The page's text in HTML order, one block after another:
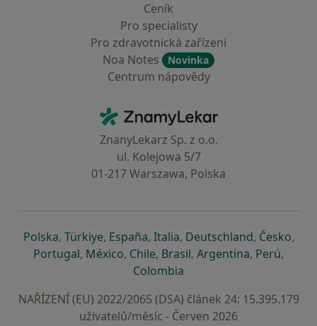
Ceník
Pro specialisty
Pro zdravotnická zařízení
Noa Notes
Novinka
Centrum nápovědy
ZnamyLekar - Hlavní stránka
ZnanyLekarz Sp. z o.o.
ul. Kolejowa 5/7
01-217 Warszawa, Polska
Polskase otevře v nové záložce
, Türkiyese otevře v nové záložce
, Españase otevře v nové záložce
, Italiase otevře v nové záložce
, Deutschlandse otevře v
, Českose
,
Portugalse otevře v nové záložce
, Méxicose otevře v nové záložce
, Chilese otevře v nové záložce
, Brasilse otevře v nové
, Argentinase otevře v
, Perúse
,
Colombia
NAŘÍZENÍ (EU) 2022/2065 (DSA) článek 24: 15.395.179
uživatelů/měsíc - Červen 2026